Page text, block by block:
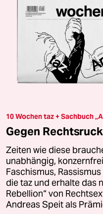
10 Wochen taz + Sachbuch
Gegen
Zeiten wie diese
unabhängig,
Faschismus,
die taz und erhalte das
Rebellion“ von
Andreas Speit als